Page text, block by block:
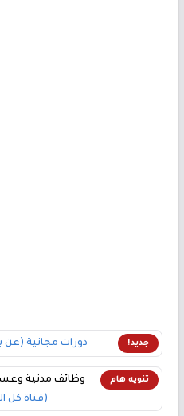
جديد! دورات مجانية
تنويه هام
وظائف مدنية
(قناة كل